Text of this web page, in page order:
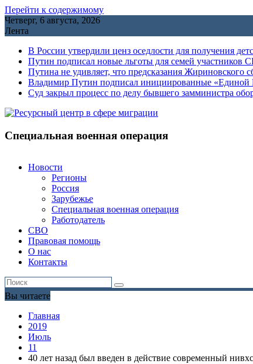
Перейти к содержимому
Четверг, 6 августа, 2026
Лента
В России утвердили ценз оседлости для получения
Путин подписал новые льготы для семей участников
Путина не удивляет, что предсказания Жириновского
Владимир Путин подписал инициированные «Единой
Cуд закрыл процесс по делу бывшего замминистра
Специальная военная операция
Новости
Регионы
Россия
Зарубежье
Специальная военная операция
Работодатель
СВО
Правовая помощь
О нас
Контакты
Вы читаете
Главная
2019
Июль
11
40 лет назад был введен в действие современный